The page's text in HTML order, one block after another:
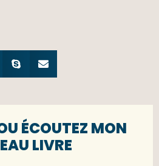
ÉCOUTEZ MON
LIVRE